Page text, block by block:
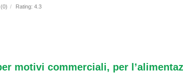
/ Rating: 4.3
motivi commerciali, per